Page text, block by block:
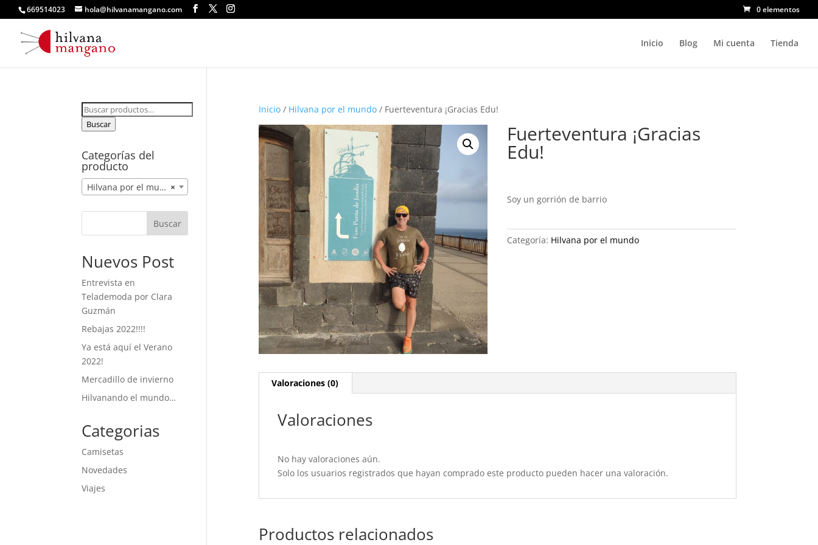
669514023 hola@hilvanamangano.com 0 elementos
Inicio Blog Mi cuenta Tienda
Inicio/ Hilvana por el mundo/ Fuerteventura ¡Gracias Edu!
Fuerteventura ¡Gracias
Edu!
Soy un gorrión de barrio
Categoría: Hilvana por el mundo
Valoraciones (0)
Valoraciones
No hay valoraciones aún.
Solo los usuarios registrados que hayan comprado este producto pueden hacer una valoración.
Productos relacionados
Buscar
por:
Buscar
Categorías del
producto
×
Hilvana por el mundo (15)
Buscar
Nuevos Post
Entrevista en
Telademoda por Clara
Guzmán
Rebajas 2022!!!!
Ya está aquí el Verano
2022!
Mercadillo de invierno
Hilvanando el mundo…
Categorias
Camisetas
Novedades
Viajes